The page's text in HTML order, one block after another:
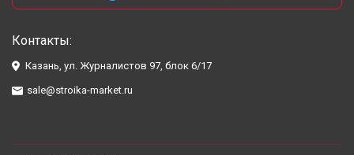
Контакты:
Казань, ул. Журналистов 97, блок 6/17
sale@stroika-market.ru